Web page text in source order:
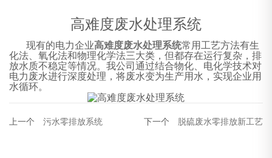
高难度废水处理系统
现有的电力企业高难度废水处理系统常用工艺方法有生
化法、氧化法和物理化学法三大类，但都存在运行复杂，排
放水质不稳定等情况。我公司通过结合物化、电化学技术对
电力废水进行深度处理，将废水变为生产用水，实现企业用
水循环。
上一个 污水零排放系统 下一个 脱硫废水零排放新工艺